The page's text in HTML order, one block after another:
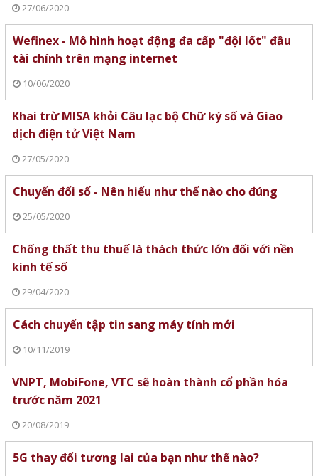
27/06/2020
Wefinex - Mô hình hoạt động đa cấp "đội lốt" đầu
tài chính trên mạng internet
10/06/2020
Khai trừ MISA khỏi Câu lạc bộ Chữ ký số và Giao
dịch điện tử Việt Nam
27/05/2020
Chuyển đổi số - Nên hiểu như thế nào cho đúng
25/05/2020
Chống thất thu thuế là thách thức lớn đối với nền
kinh tế số
29/04/2020
Cách chuyển tập tin sang máy tính mới
10/11/2019
VNPT, MobiFone, VTC sẽ hoàn thành cổ phần hóa
trước năm 2021
20/08/2019
5G thay đổi tương lai của bạn như thế nào?